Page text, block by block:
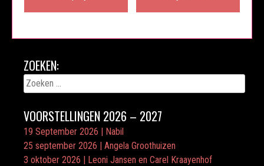
navigation
ZOEKEN:
Zoeken
naar:
VOORSTELLINGEN 2026 – 2027
19 September 2026 | Nabil
25 september 2026 | Angela Groothuizen
3 oktober 2026 | Leoni Jansen en Carel Kraayenhof